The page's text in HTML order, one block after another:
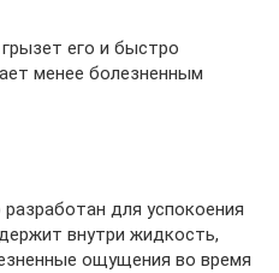
его и быстро
менее болезненным
для успокоения
внутри жидкость,
ощущения во время